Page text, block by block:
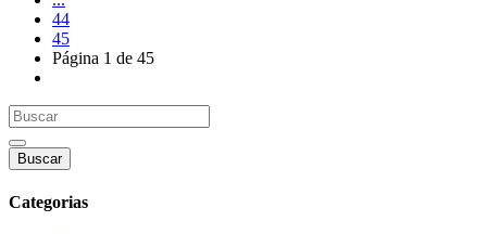
44
45
Página 1 de 45
Buscar
Categorias